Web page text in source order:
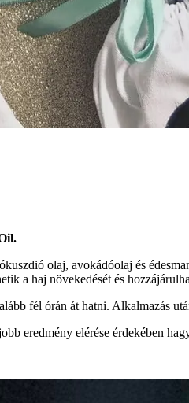
olaj, avokádóolaj és
a haj növekedését és
fél órán át hatni. Alkalmazás
eredmény elérése érdekében